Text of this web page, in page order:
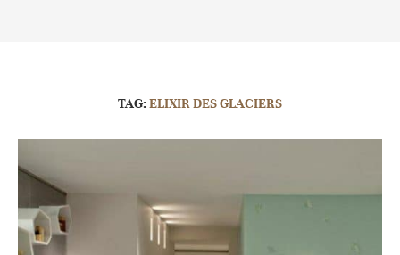
TAG:ELIXIR DES GLACIERS